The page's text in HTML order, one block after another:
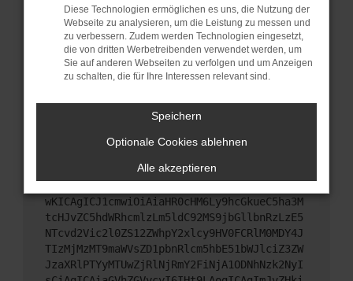
dass bestimmte Funktionen nicht mehr
unterstützt werden.
Wende dich an den Webseitenbetreiber.
Wenn du alle oben genannten Schritte versucht
hast, kontaktiere uns bitte. Wir werden versuchen,
das Problem zu beheben. Du kannst uns diesen
Text schicken, um uns bei der Fehlersuche zu
unterstützen:
ewogICJuYW1lIjogIk5ldHdvcmtFcnJvciIsCiAgI
mNvbmZpZyI6IHsKICAgICJtZXRob2QiOiAiR0VUIi
wKICAgICJ1cmwiOiAiaHR0cHM6Ly9hcGkueC5ha3M
tcHJvZC5hdWRhcmlzLm5ldC92MS9jbGllbnRzLzE5
NTcvd2Vic2l0ZS12ZWhpY2xlcy9HV0FCRlM0MDY4J
TIzMjMzMT9maWVsZD1pbnRlcm5hbE51bWJlciZ3ZW
JzaXRlPTYyMTUwZjRlNjRmY2FiNjA1ODNhNzk2NyI
Diese Technologien ermöglichen es uns, die Nutzung der
Webseite zu analysieren, um die Leistung zu messen und
zu verbessern. Zudem werden Technologien eingesetzt,
die von dritten Werbetreibenden verwendet werden, um
Sie auf anderen Webseiten zu verfolgen und um Anzeigen
zu schalten, die für Ihre Interessen relevant sind.
Speichern
Optionale Cookies ablehnen
Alle akzeptieren